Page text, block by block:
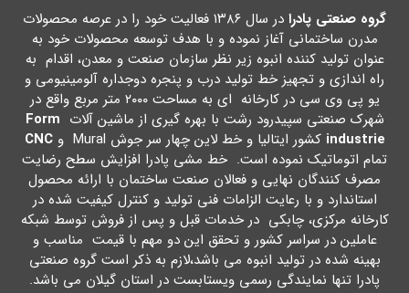
گروه صنعتی پادرا
در سال ۱۳۸۶ فعالیت خود را در عرصه محصولات
مدرن ساختمانی آغاز نموده و با هدف توسعه محصولات خود به
عنوان تولید کننده انبوه زیر نظر سازمان صنعت و معدن، اقدام به
راه اندازي و تجهیز خط تولید درب و پنجره دوجداره آلومینیومی و
یو پی وي سی در کارخانه اي به مساحت ۲۰۰۰ متر مربع واقع در
شهرك صنعتی سپیدرود رشت با بهره گیري از ماشین آلات Form
industrie کشور ایتالیا و خط لاین چهار سر جوش Mural و
CNC
تمام اتوماتیک نموده است. خط مشی پادرا افزایش سطح رضایت
مصرف کنندگان نهایی و فعالان صنعت ساختمان با ارائه محصول
استاندارد و با رعایت الزامات فنی تولید و کنترل کیفیت شده در
کارخانه مرکزي، چابکی در خدمات قبل و پس از فروش توسط شبکه
عاملین در سراسر کشور و تحقق این دو مهم با قیمت مناسب و
بهینه شده در تولید انبوه می باشد،لازم به ذکر است گروه صنعتی
پادرا تنها نمایندگی رسمی ویستابست در استان گیلان می باشد.